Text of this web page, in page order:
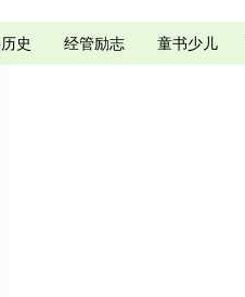
史 经管励志 童书少儿